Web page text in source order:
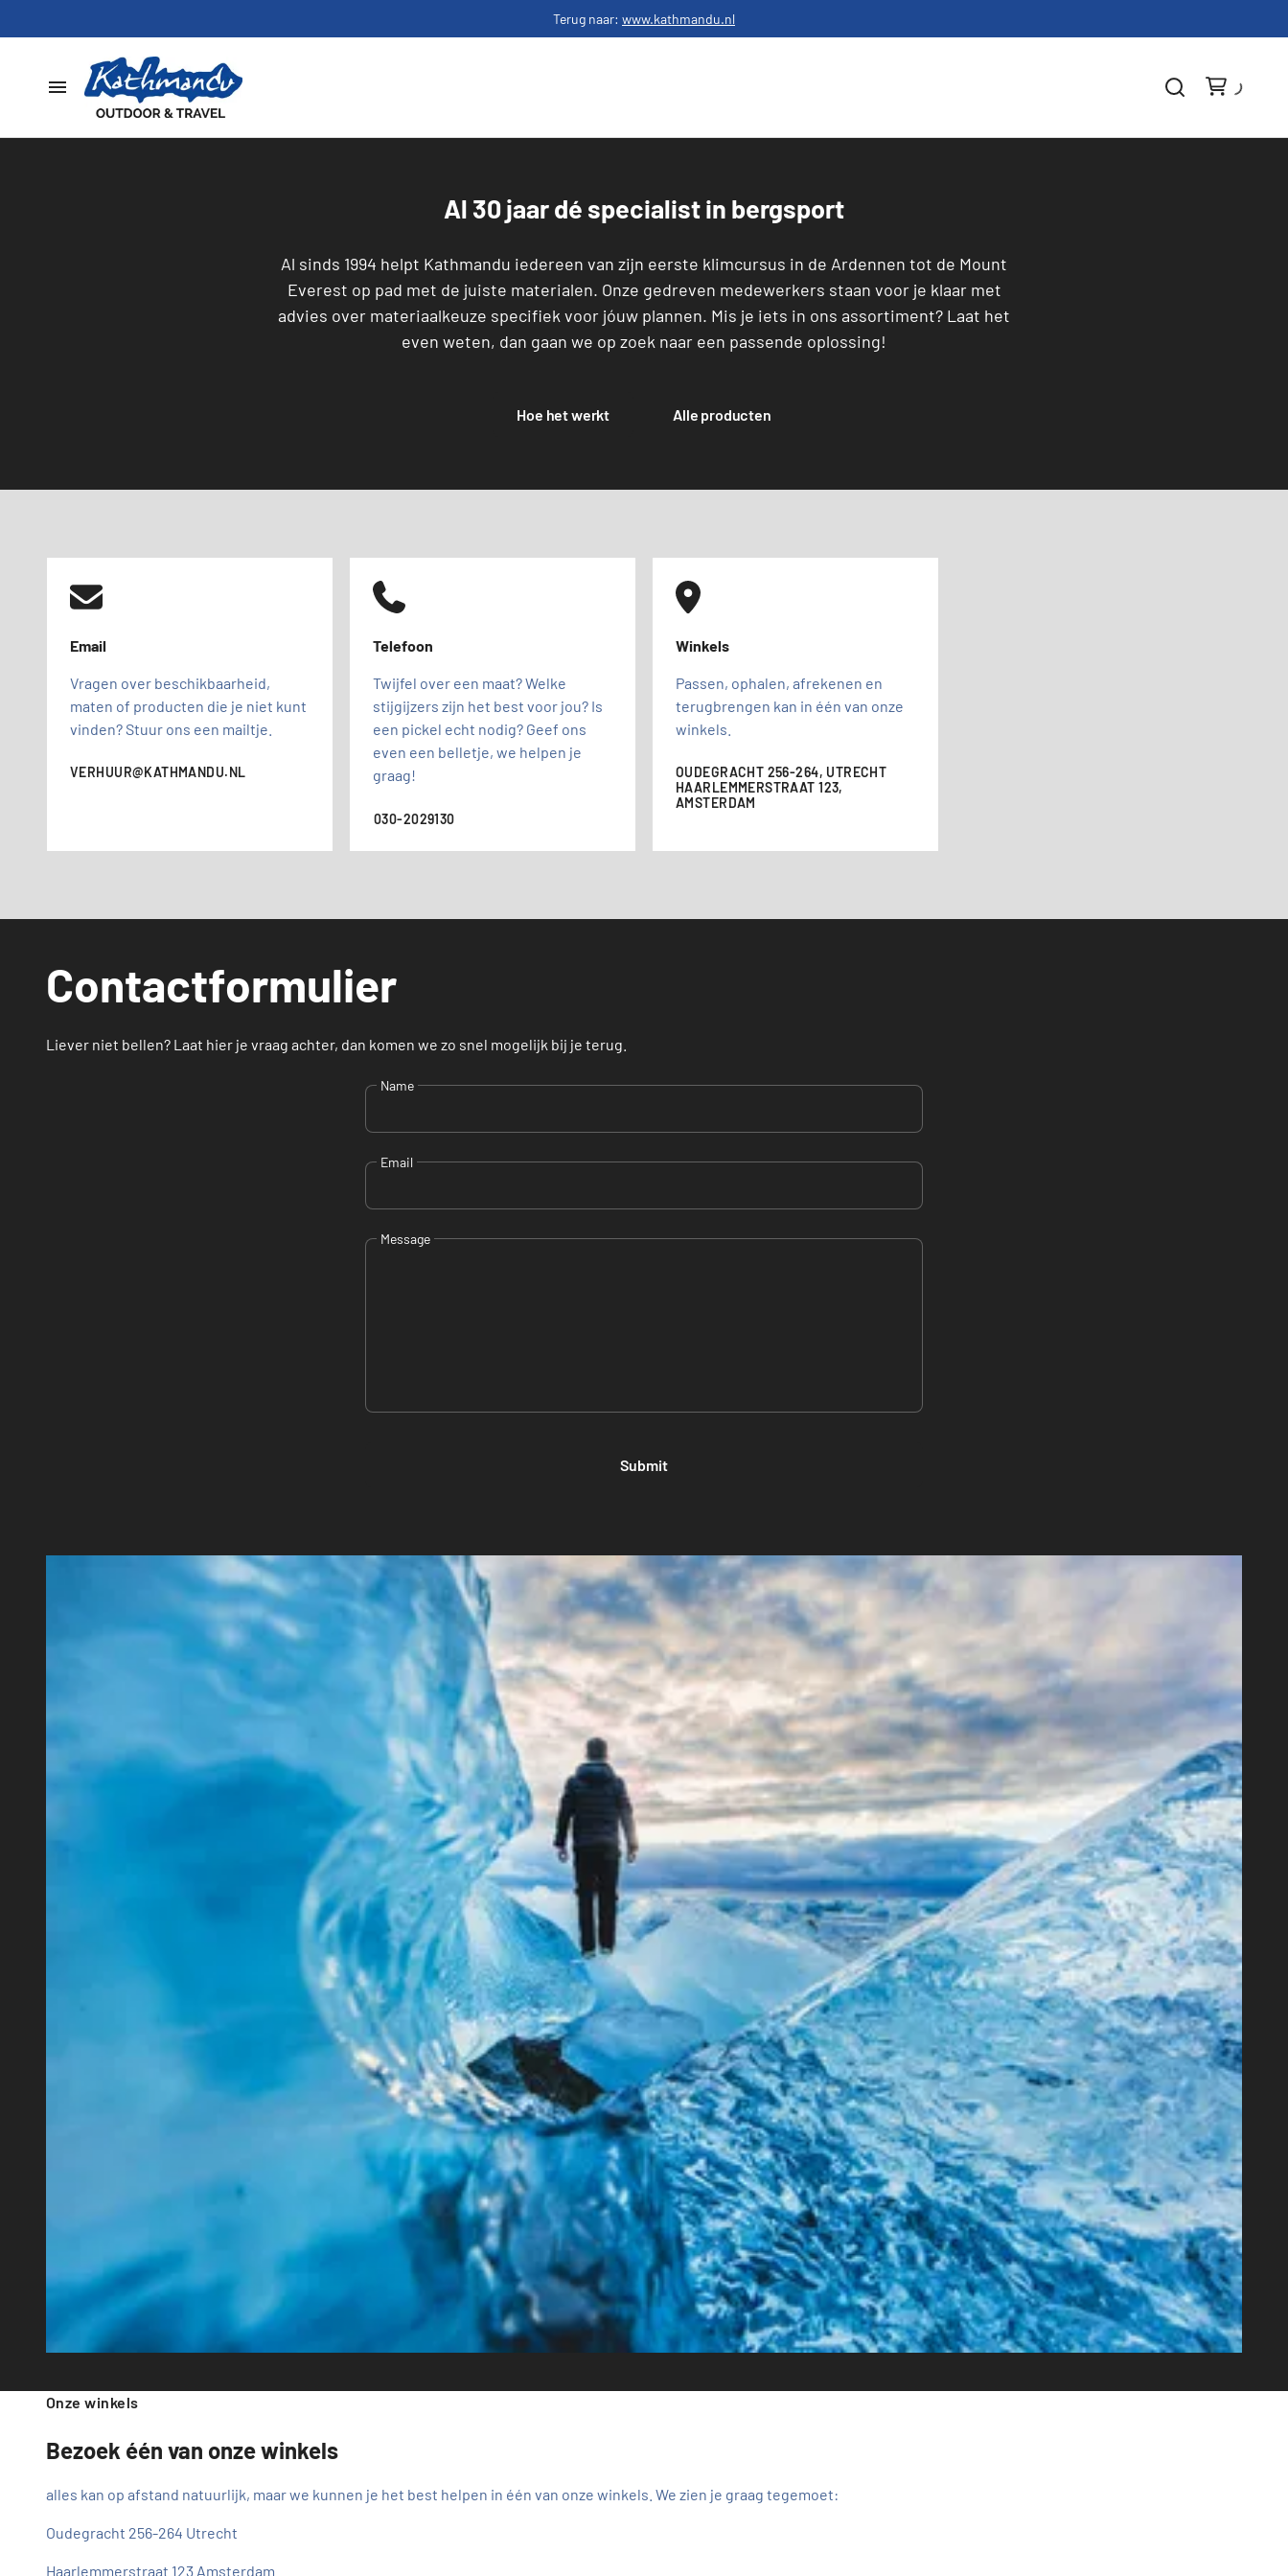
Terug naar: www.kathmandu.nl
Home
Al 30 jaar dé specialist in bergsport
Al sinds 1994 helpt Kathmandu iedereen van zijn eerste klimcursus in de Ardennen tot de Mount
Everest op pad met de juiste materialen. Onze gedreven medewerkers staan voor je klaar met
advies over materiaalkeuze specifiek voor jóuw plannen. Mis je iets in ons assortiment? Laat het
even weten, dan gaan we op zoek naar een passende oplossing!
Hoe het werkt Alle producten
Email
Vragen over beschikbaarheid,
maten of producten die je niet kunt
vinden? Stuur ons een mailtje.
VERHUUR@KATHMANDU.NL
Telefoon
Twijfel over een maat? Welke
stijgijzers zijn het best voor jou? Is
een pickel echt nodig? Geef ons
even een belletje, we helpen je
graag!
030-2029130
Winkels
Passen, ophalen, afrekenen en
terugbrengen kan in één van onze
winkels.
OUDEGRACHT 256-264, UTRECHT
HAARLEMMERSTRAAT 123,
AMSTERDAM
Contactformulier
Liever niet bellen? Laat hier je vraag achter, dan komen we zo snel mogelijk bij je terug.
Name
Email
Message
Submit
Onze winkels
Bezoek één van onze winkels
alles kan op afstand natuurlijk, maar we kunnen je het best helpen in één van onze winkels. We zien je graag tegemoet:
Oudegracht 256-264 Utrecht
Haarlemmerstraat 123 Amsterdam